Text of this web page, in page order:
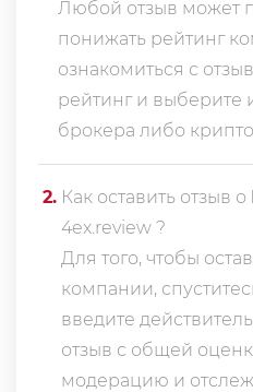
Любой отзыв может
понижать рейтинг
ознакомиться с
рейтинг и выберите
брокера либо
2. Как оставить отзыв о
4ex.review ?
Для того, чтобы
компании,
введите
отзыв с общей
модерацию и